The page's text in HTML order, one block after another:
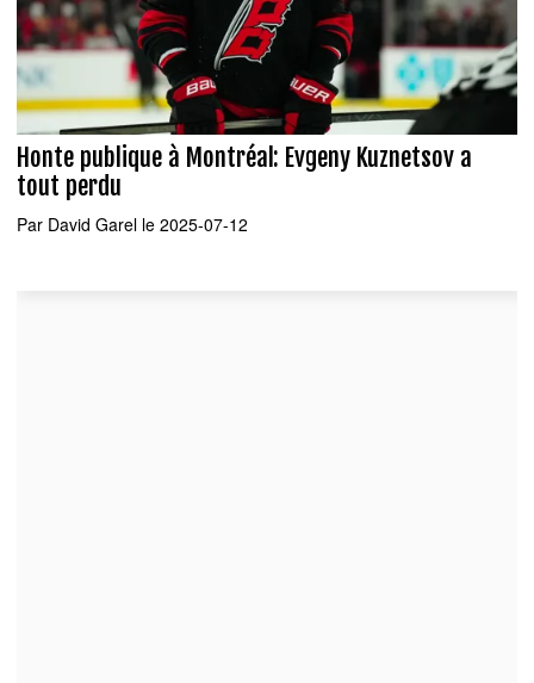
Honte publique à Montréal: Evgeny Kuznetsov a
tout perdu
Par David Garel le 2025-07-12